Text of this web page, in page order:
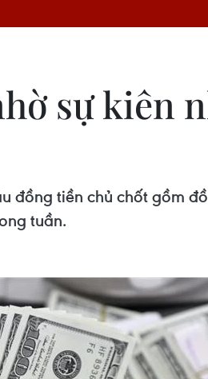
sự kiên
đồng tiền chủ chốt gồm
tuần.